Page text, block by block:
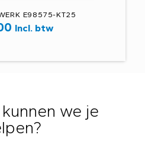
E98575-KT25
Incl. btw
we je